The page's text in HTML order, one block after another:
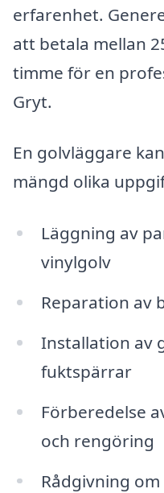
erfarenhet.
att betala mellan
timme för en
Gryt.
En golvläggare
mängd olika
Läggning av
vinylgolv
Reparation av
Installation av
fuktspärrar
Förberedelse
och rengöring
Rådgivning